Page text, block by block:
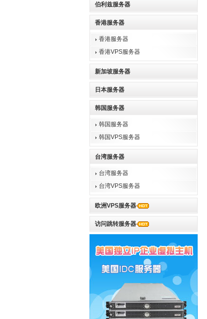
伯利兹服务器
香港服务器
香港服务器
香港VPS服务器
新加坡服务器
日本服务器
韩国服务器
韩国服务器
韩国VPS服务器
台湾服务器
台湾服务器
台湾VPS服务器
欧洲VPS服务器
访问跳转服务器